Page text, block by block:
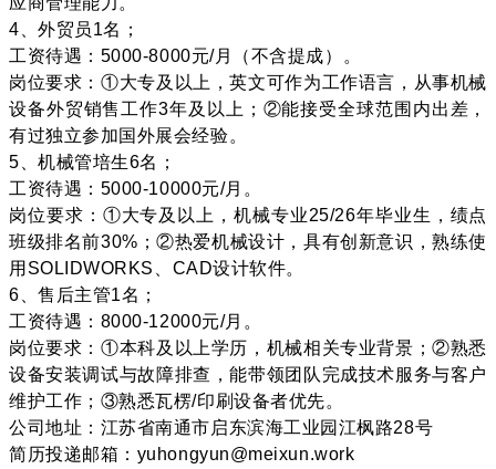
4、外贸员1名；
工资待遇：5000-8000元/月（不含提成）。
岗位要求：①大专及以上，英文可作为工作语言，从事机械
设备外贸销售工作3年及以上；②能接受全球范围内出差，
有过独立参加国外展会经验。
5、机械管培生6名；
工资待遇：5000-10000元/月。
岗位要求：①大专及以上，机械专业25/26年毕业生，绩点
班级排名前30%；②热爱机械设计，具有创新意识，熟练使
用SOLIDWORKS、CAD设计软件。
6、售后主管1名；
工资待遇：8000-12000元/月。
岗位要求：①本科及以上学历，机械相关专业背景；②熟悉
设备安装调试与故障排查，能带领团队完成技术服务与客户
维护工作；③熟悉瓦楞/印刷设备者优先。
公司地址：江苏省南通市启东滨海工业园江枫路28号
简历投递邮箱：yuhongyun@meixun.work